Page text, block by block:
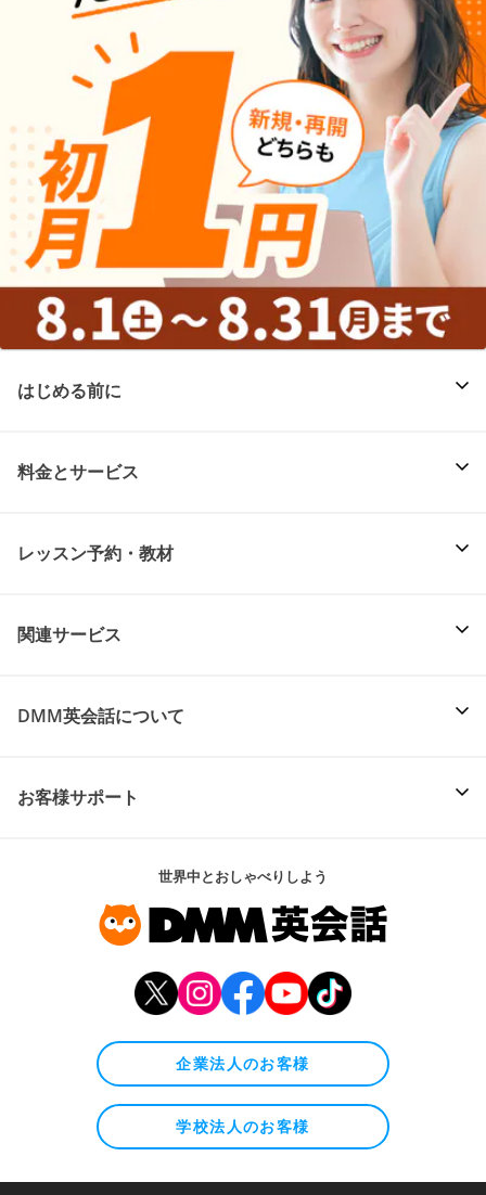
はじめる前に
料金とサービス
レッスン予約・教材
関連サービス
DMM英会話について
お客様サポート
世界中とおしゃべりしよう
企業法人のお客様
学校法人のお客様